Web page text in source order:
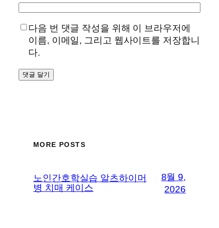
다음 번 댓글 작성을 위해 이 브라우저에
이름, 이메일, 그리고 웹사이트를 저장합니
다.
MORE POSTS
노인간호학실습 알츠하이머
병 치매 케이스
8월 9,
2026